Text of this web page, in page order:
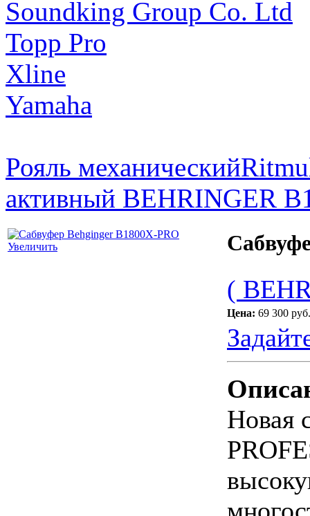
Soundking Group Co. Ltd
Topp Pro
Xline
Yamaha
Рояль
активный BEHRINGER
Увеличить
(
Цена: 69 300 руб.
Новая